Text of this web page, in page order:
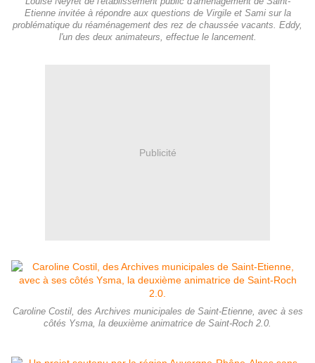
Etienne invitée à répondre aux questions de Virgile et Sami sur la
problématique du réaménagement des rez de chaussée vacants. Eddy,
l'un des deux animateurs, effectue le lancement.
Publicité
Caroline Costil, des Archives municipales de Saint-Etienne, avec à ses
côtés Ysma, la deuxième animatrice de Saint-Roch 2.0.